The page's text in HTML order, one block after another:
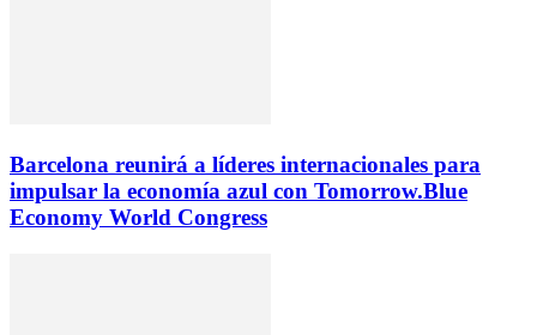
Barcelona reunirá a líderes internacionales para
impulsar la economía azul con Tomorrow.Blue
Economy World Congress